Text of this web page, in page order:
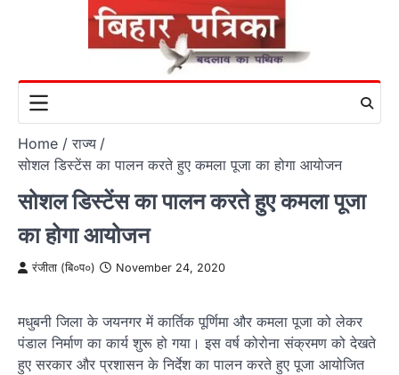
Home
राज्य
सोशल डिस्टेंस का पालन करते हुए कमला पूजा का होगा आयोजन
सोशल डिस्टेंस का पालन करते हुए कमला पूजा
का होगा आयोजन
रंजीता (बि०प०) November 24, 2020
मधुबनी जिला के जयनगर में कार्तिक पूर्णिमा और कमला पूजा को लेकर
पंडाल निर्माण का कार्य शुरू हो गया। इस वर्ष कोरोना संक्रमण को देखते
हुए सरकार और प्रशासन के निर्देश का पालन करते हुए पूजा आयोजित